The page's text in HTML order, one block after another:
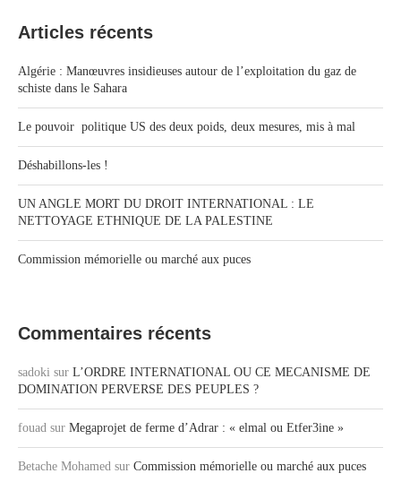
Articles récents
Algérie : Manœuvres insidieuses autour de l’exploitation du gaz de
schiste dans le Sahara
Le pouvoir politique US des deux poids, deux mesures, mis à mal
Déshabillons-les !
UN ANGLE MORT DU DROIT INTERNATIONAL : LE
NETTOYAGE ETHNIQUE DE LA PALESTINE
Commission mémorielle ou marché aux puces
Commentaires récents
sadoki sur L’ORDRE INTERNATIONAL OU CE MECANISME DE
DOMINATION PERVERSE DES PEUPLES ?
fouad sur Megaprojet de ferme d’Adrar : « elmal ou Etfer3ine »
Betache Mohamed sur Commission mémorielle ou marché aux puces